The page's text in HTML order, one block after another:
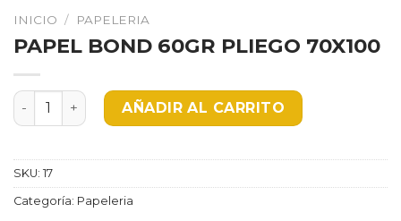
INICIO / PAPELERIA
PAPEL BOND 60GR PLIEGO 70X100
PAPEL BOND 60GR PLIEGO 70X100 cantidad
AÑADIR AL CARRITO
SKU: 17
Categoría: Papeleria